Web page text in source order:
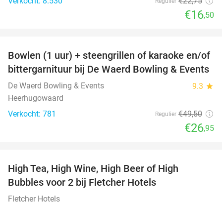
€16,50
46%
Bowlen (1 uur) + steengrillen of karaoke en/of
bittergarnituur bij De Waerd Bowling & Events
De Waerd Bowling & Events 9.3 star
Heerhugowaard
Verkocht: 781
Regulier €49,50
€26,95
High Tea, High Wine, High Beer of High
Bubbles voor 2 bij Fletcher Hotels
Fletcher Hotels